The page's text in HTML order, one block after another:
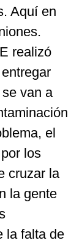
Aquí en
realizó
van a
el
los
cruzar la
la gente
la falta de